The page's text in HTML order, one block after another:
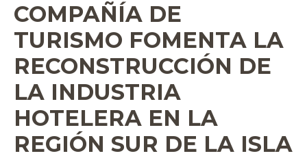
COMPAÑÍA DE
TURISMO FOMENTA LA
RECONSTRUCCIÓN DE
LA INDUSTRIA
HOTELERA EN LA
REGIÓN SUR DE LA ISLA